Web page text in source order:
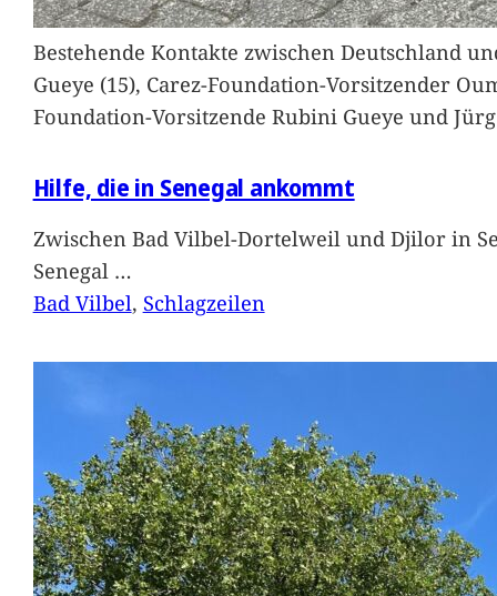
Bestehende Kontakte zwischen Deutschland
Gueye (15), Carez-Foundation-Vorsitzender
Foundation-Vorsitzende Rubini Gueye und
Hilfe, die in Senegal ankommt
Zwischen Bad Vilbel-Dortelweil und Djilor in
Senegal …
Bad Vilbel, Schlagzeilen